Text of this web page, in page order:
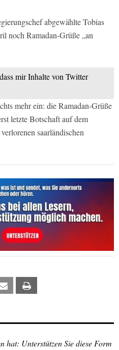
abgewählte Tobias
noch Ramadan-Grüße „an
mir Inhalte von Twitter
mehr ein: die Ramadan-Grüße
letzte Botschaft auf dem
saarländischen
Email
hat: Unterstützen Sie diese Form